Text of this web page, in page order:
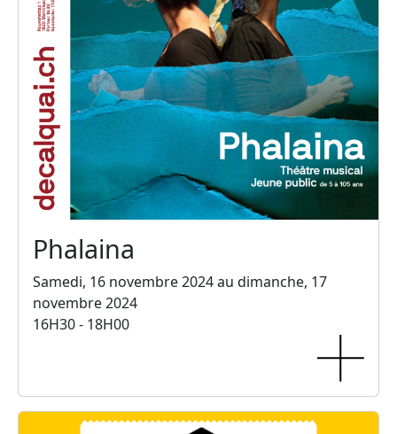
Phalaina
Samedi, 16 novembre 2024 au dimanche, 17
novembre 2024
16H30 - 18H00